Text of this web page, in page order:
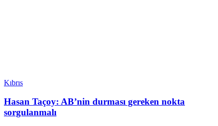
Kıbrıs
Hasan Taçoy: AB’nin durması gereken nokta
sorgulanmalı